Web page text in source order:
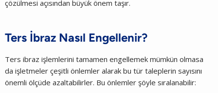
çözülmesi açısından büyük önem taşır.
Ters İbraz Nasıl Engellenir?
Ters ibraz işlemlerini tamamen engellemek mümkün olmasa
da işletmeler çeşitli önlemler alarak bu tür taleplerin sayısını
önemli ölçüde azaltabilirler. Bu önlemler şöyle sıralanabilir: